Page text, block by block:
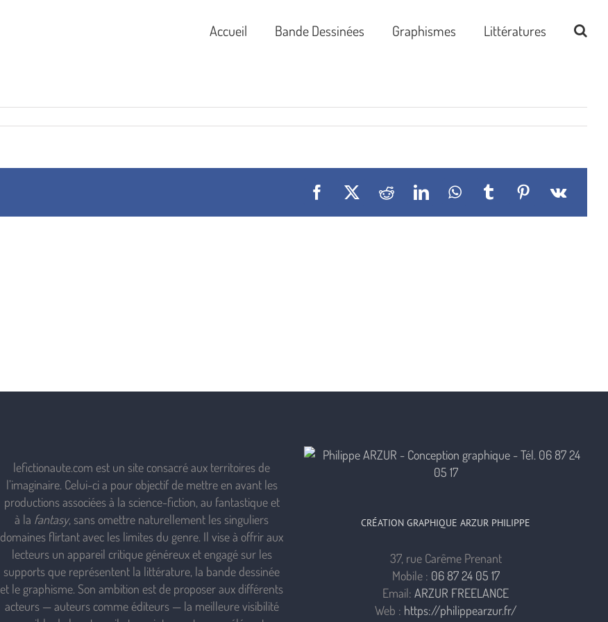
Accueil Bande Dessinées Graphismes Littératures
Facebook
X RedditLinkedInWhatsApp
TumblrPinterest
Vk
lefictionaute.com est un site consacré aux territoires de
l’imaginaire. Celui-ci a pour objectif de mettre en avant les
productions associées à la science-fiction, au fantastique et
à la fantasy, sans omettre naturellement les singuliers
domaines flirtant avec les limites du genre. Il vise à offrir aux
lecteurs un appareil critique généreux et engagé sur les
supports que représentent la littérature, la bande dessinée
et le graphisme. Son ambition est de proposer aux différents
acteurs — auteurs comme éditeurs — la meilleure visibilité
CRÉATION GRAPHIQUE ARZUR PHILIPPE
37, rue Carême Prenant
Mobile : 06 87 24 05 17
Email: ARZUR FREELANCE
Web : https://philippearzur.fr/